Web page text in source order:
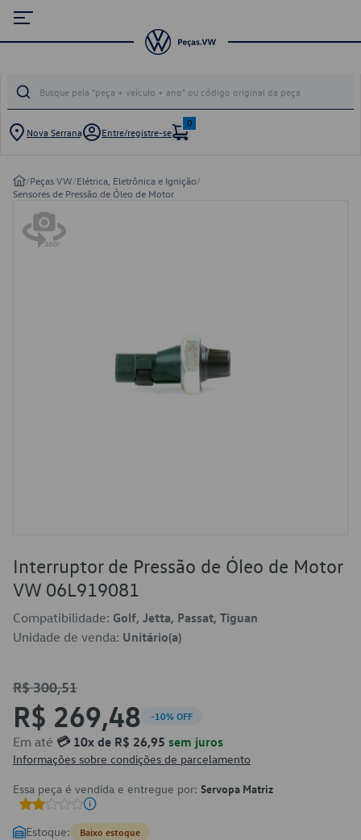
Nova Serrana Entre/registre-se
0
/Peças VW/Elétrica, Eletrônica e Ignição/
Sensores de Pressão de Óleo de Motor
Interruptor de Pressão de Óleo de Motor
VW 06L919081
Compatibilidade: Golf, Jetta, Passat, Tiguan
Unidade de venda: Unitário(a)
R$ 300,51
R$ 269,48 -10% OFF
Em até 💳 10x de R$ 26,95 sem juros
Informações sobre condições de parcelamento
Essa peça é vendida e entregue por: Servopa Matriz
Estoque: Baixo estoque